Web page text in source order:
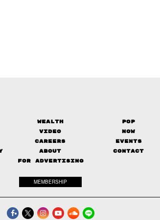
Wealth
Pop
Video
Now
Careers
Events
About
Contact
FOR ADVERTISING
MEMBERSHIP